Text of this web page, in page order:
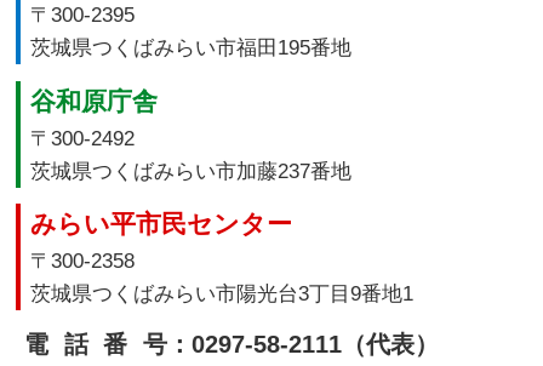
〒300-2395
茨城県つくばみらい市福田195番地
谷和原庁舎
〒300-2492
茨城県つくばみらい市加藤237番地
みらい平市民センター
〒300-2358
茨城県つくばみらい市陽光台3丁目9番地1
電話番号：0297-58-2111（代表）